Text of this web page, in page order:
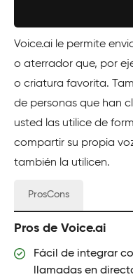
Voice.ai le permite
o aterrador que, por
o criatura favorita.
de personas que han
usted las utilice de
compartir su propia
también la utilicen.
ProsCons
Pros de Voice.ai
Fácil de integrar
llamadas en